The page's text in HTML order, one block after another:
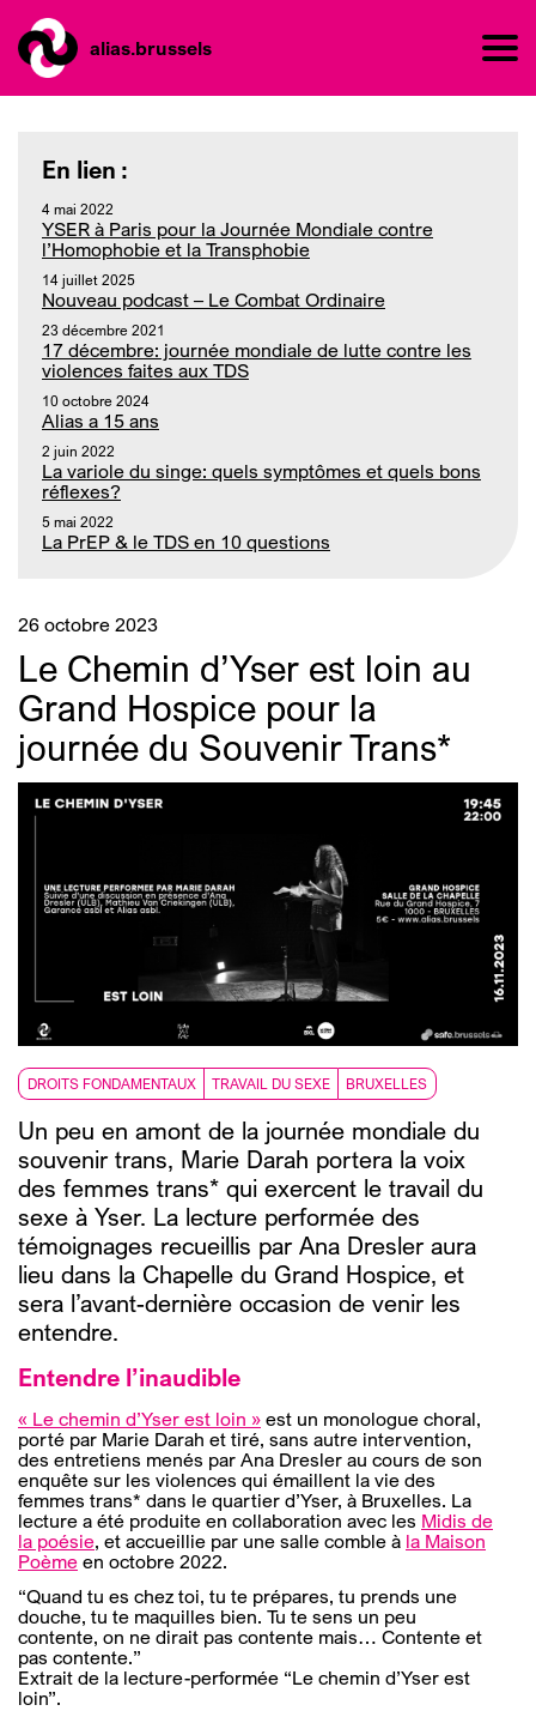
alias.brussels
En lien :
4 mai 2022
YSER à Paris pour la Journée Mondiale contre
l’Homophobie et la Transphobie
14 juillet 2025
Nouveau podcast – Le Combat Ordinaire
23 décembre 2021
17 décembre: journée mondiale de lutte contre les
violences faites aux TDS
10 octobre 2024
Alias a 15 ans
2 juin 2022
La variole du singe: quels symptômes et quels bons
réflexes?
5 mai 2022
La PrEP & le TDS en 10 questions
26 octobre 2023
Le Chemin d’Yser est loin au
Grand Hospice pour la
journée du Souvenir Trans*
DROITS FONDAMENTAUX TRAVAIL DU SEXE BRUXELLES
Un peu en amont de la journée mondiale du
souvenir trans, Marie Darah portera la voix
des femmes trans* qui exercent le travail du
sexe à Yser. La lecture performée des
témoignages recueillis par Ana Dresler aura
lieu dans la Chapelle du Grand Hospice, et
sera l’avant-dernière occasion de venir les
entendre.
Entendre l’inaudible
« Le chemin d’Yser est loin » est un monologue choral,
porté par Marie Darah et tiré, sans autre intervention,
des entretiens menés par Ana Dresler au cours de son
enquête sur les violences qui émaillent la vie des
femmes trans* dans le quartier d’Yser, à Bruxelles. La
lecture a été produite en collaboration avec les Midis de
la poésie, et accueillie par une salle comble à la Maison
Poème en octobre 2022.
“Quand tu es chez toi, tu te prépares, tu prends une
douche, tu te maquilles bien. Tu te sens un peu
contente, on ne dirait pas contente mais… Contente et
pas contente.”
Extrait de la lecture-performée “Le chemin d’Yser est
loin”.